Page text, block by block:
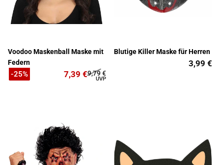
Voodoo Maskenball Maske mit
Federn
7,39 €9,79 €
-25%
Blutige Killer Maske für Herren
3,99 €